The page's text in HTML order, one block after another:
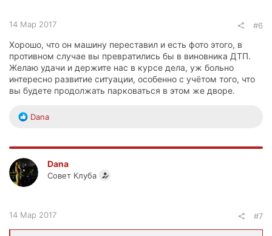
14 Мар 2017 #6
Хорошо, что он машину переставил и есть фото этого, в
противном случае вы превратились бы в виновника ДТП.
Желаю удачи и держите нас в курсе дела, уж больно
интересно развитие ситуации, особенно с учётом того, что
вы будете продолжать парковаться в этом же дворе.
Р
к
ц
и
и
Dana
Dana
Совет Клуба
14 Мар 2017 #7